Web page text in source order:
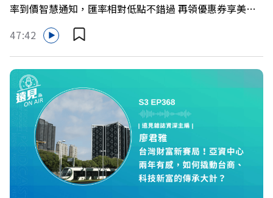
率到價智慧通知，匯率相對低點不錯過 再領優惠券享美金
最高減3分等優惠 立即設定： https://fstry.pse.is/9d7lr7
投資外幣如幣別轉換可能產生匯兌損失，應評估涉及自身情
況審慎投資。 完整注意事項詳見網站資訊。 —— 以上為
Firstory Podcast 廣告 —— 在永續減碳、綠色消費與友善
職場的變革浪潮下，傳統大流量、高耗能的百貨零售業該如
何轉型突圍？ 本集《遠見ON AIR》邀請到遠東SOGO百貨
董事長黃晴雯，帶你解析遠東SOGO如何透過戰略布局，打
造出兼顧企業獲利與社會共好的綠色零售新契機！ 🔺如何
從單純百貨專櫃轉型為有溫度的利他平台？ 🔺最難節能的
零售業如何落實「EP100」能效倍增計畫？ 🔺成功推動育
嬰留停、男同仁樂意成家！驚豔業界的「生育代理人制度」
47:42